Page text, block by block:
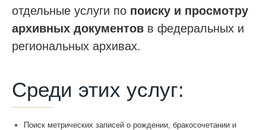
Личный кабинет
WhatsApp
отдельные услуги по поиску и просмотру
архивных документов в федеральных и
региональных архивах.
Среди этих услуг:
Поиск метрических записей о рождении, бракосочетании и